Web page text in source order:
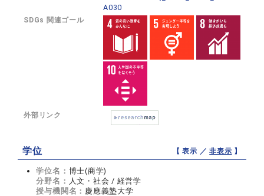
A030
SDGs 関連ゴール
外部リンク
学位 【 表示 ／非表示 】
学位名： 博士(商学)
分野名： 人文・社会 / 経営学
授与機関名： 慶應義塾大学